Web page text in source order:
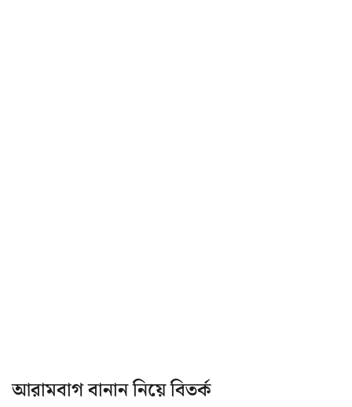
আরামবাগ বানান নিয়ে বিতর্ক